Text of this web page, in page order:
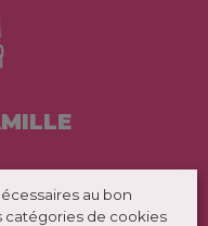
au bon
de cookies